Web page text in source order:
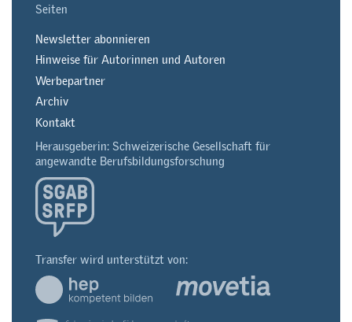
Seiten
Newsletter abonnieren
Hinweise für Autorinnen und Autoren
Werbepartner
Archiv
Kontakt
Herausgeberin: Schweizerische Gesellschaft für
angewandte Berufsbildungsforschung
Transfer wird unterstützt von: